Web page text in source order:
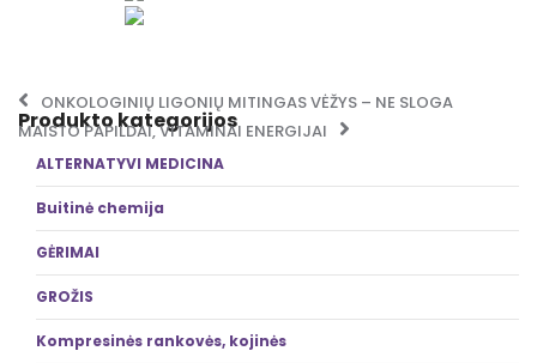
Produkto kategorijos
ALTERNATYVI MEDICINA
Buitinė chemija
GĖRIMAI
GROŽIS
Kompresinės rankovės, kojinės
Post navigation
ONKOLOGINIŲ LIGONIŲ MITINGAS VĖŽYS – NE SLOGA
MAISTO PAPILDAI, VITAMINAI ENERGIJAI